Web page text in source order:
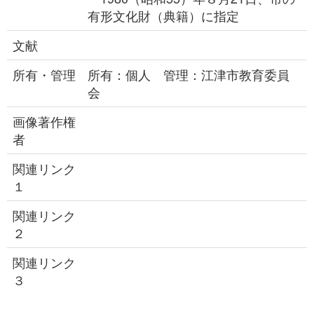
有形文化財（典籍）に指定
文献
所有・管理
所有：個人 管理：江津市教育委員
会
画像著作権
者
関連リンク
１
関連リンク
２
関連リンク
３